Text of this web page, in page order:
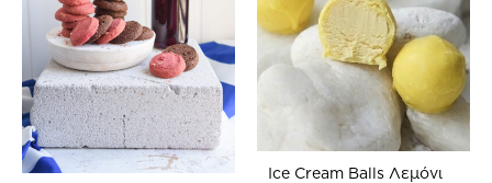
Ice Cream Balls Λεμόνι